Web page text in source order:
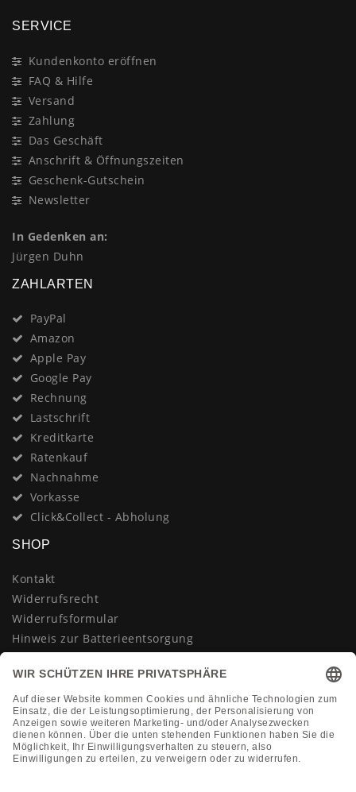
SERVICE
Kundenkonto eröffnen
FAQ & Hilfe
Versand
Zahlung
Das Geschäft
Anschrift & Öffnungszeiten
Geschenk-Gutschein
Newsletter
In Gedenken an:
Jürgen Duhn
ZAHLARTEN
PayPal
Amazon
Apple Pay
Google Pay
Rechnung
Lastschrift
Kreditkarte
Ratenkauf
Nachnahme
Vorkasse
Click&Collect - Abholung
SHOP
Kontakt
Widerrufsrecht
Widerrufsformular
Hinweis zur Batterieentsorgung
AGB
Impressum
Vertrag widerrufen
KONTAKT